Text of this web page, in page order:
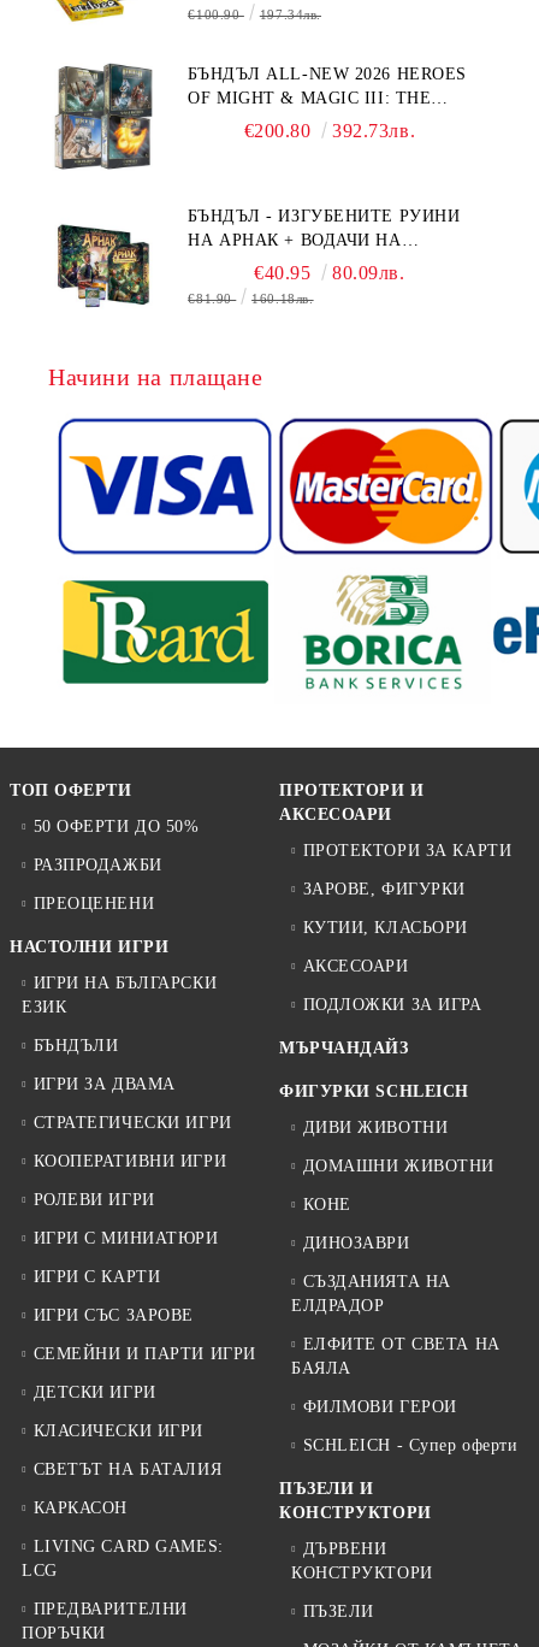
€100.90 197.34лв.
БЪНДЪЛ ALL-NEW 2026 HEROES
OF MIGHT & MAGIC III: THE
BOARD GAME EXPANSIONS -
€200.80 392.73лв.
БЪНДЪЛ - ИЗГУБЕНИТЕ РУИНИ
НА АРНАК + ВОДАЧИ НА
ЕКСПЕДИЦИИ + ПРОМО КАРТИ
БЕЗПЛАТНО
€40.95 80.09лв.
€81.90 160.18лв.
Начини на плащане
ТОП ОФЕРТИ
50 ОФЕРТИ ДО 50%
РАЗПРОДАЖБИ
ПРЕОЦЕНЕНИ
НАСТОЛНИ ИГРИ
ИГРИ НА БЪЛГАРСКИ
ЕЗИК
БЪНДЪЛИ
ИГРИ ЗА ДВАМА
СТРАТЕГИЧЕСКИ ИГРИ
КООПЕРАТИВНИ ИГРИ
РОЛЕВИ ИГРИ
ИГРИ С МИНИАТЮРИ
ИГРИ С КАРТИ
ИГРИ СЪС ЗАРОВЕ
СЕМЕЙНИ И ПАРТИ ИГРИ
ДЕТСКИ ИГРИ
КЛАСИЧЕСКИ ИГРИ
СВЕТЪТ НА БАТАЛИЯ
КАРКАСОН
LIVING CARD GAMES:
LCG
ПРЕДВАРИТЕЛНИ
ПОРЪЧКИ
ПРОТЕКТОРИ И
АКСЕСОАРИ
ПРОТЕКТОРИ ЗА КАРТИ
ЗАРОВЕ, ФИГУРКИ
КУТИИ, КЛАСЬОРИ
АКСЕСОАРИ
ПОДЛОЖКИ ЗА ИГРА
МЪРЧАНДАЙЗ
ФИГУРКИ SCHLEICH
ДИВИ ЖИВОТНИ
ДОМАШНИ ЖИВОТНИ
КОНЕ
ДИНОЗАВРИ
СЪЗДАНИЯТА НА
ЕЛДРАДОР
ЕЛФИТЕ ОТ СВЕТА НА
БАЯЛА
ФИЛМОВИ ГЕРОИ
SCHLEICH - Супер оферти
ПЪЗЕЛИ И
КОНСТРУКТОРИ
ДЪРВЕНИ
КОНСТРУКТОРИ
ПЪЗЕЛИ